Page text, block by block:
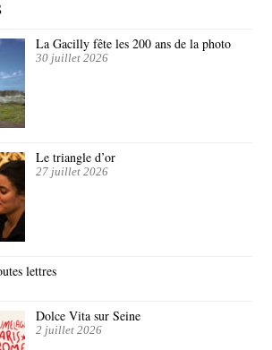
La Gacilly fête les 200 ans de la photo
30 juillet 2026
Le triangle d’or
27 juillet 2026
lettres
Dolce Vita sur Seine
2 juillet 2026